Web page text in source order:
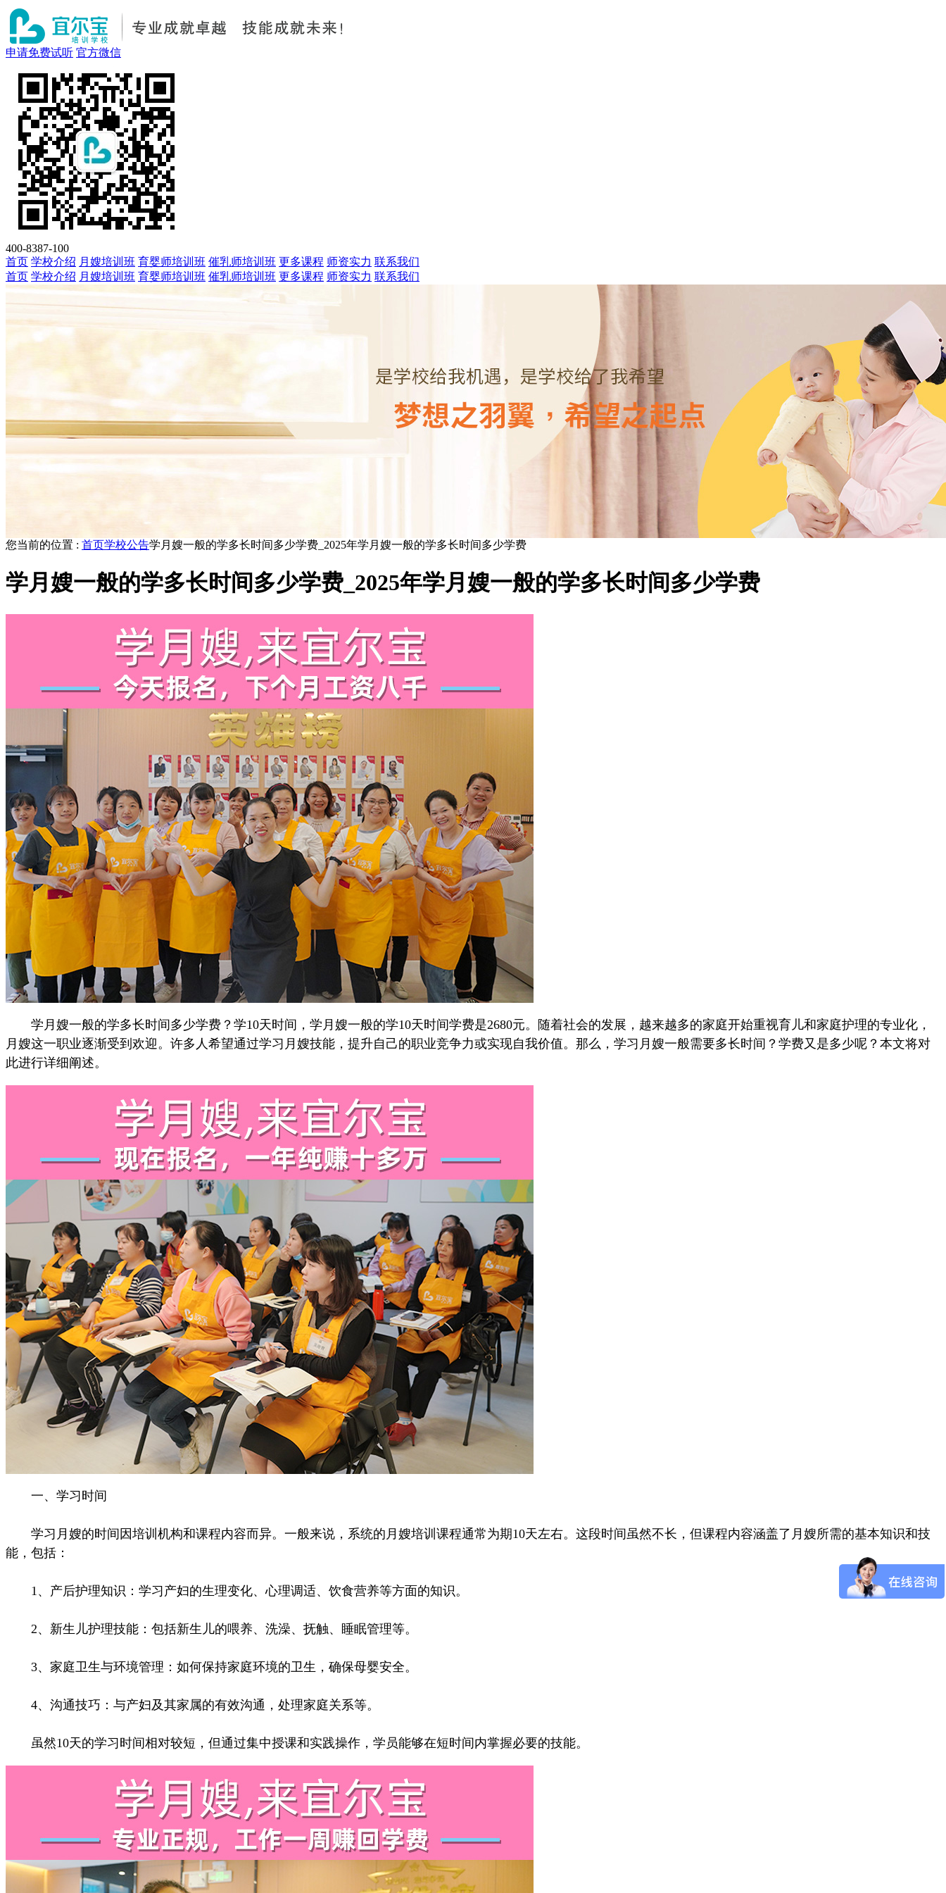
申请免费试听 官方微信
400-8387-100
首页 学校介绍 月嫂培训班 育婴师培训班 催乳师培训班 更多课程 师资实力 联系我们
首页 学校介绍 月嫂培训班 育婴师培训班 催乳师培训班 更多课程 师资实力 联系我们
您当前的位置 : 首页学校公告学月嫂一般的学多长时间多少学费_2025年学月嫂一般的学多长时间多少学费
学月嫂一般的学多长时间多少学费_2025年学月嫂一般的学多长时间多少学费
学月嫂一般的学多长时间多少学费？学10天时间，学月嫂一般的学10天时间学费是2680元。随着社会的发展，越来越多的家庭开始重视育儿和家庭护理的专业化，
月嫂这一职业逐渐受到欢迎。许多人希望通过学习月嫂技能，提升自己的职业竞争力或实现自我价值。那么，学习月嫂一般需要多长时间？学费又是多少呢？本文将对
此进行详细阐述。
一、学习时间
学习月嫂的时间因培训机构和课程内容而异。一般来说，系统的月嫂培训课程通常为期10天左右。这段时间虽然不长，但课程内容涵盖了月嫂所需的基本知识和技
能，包括：
1、产后护理知识：学习产妇的生理变化、心理调适、饮食营养等方面的知识。
2、新生儿护理技能：包括新生儿的喂养、洗澡、抚触、睡眠管理等。
3、家庭卫生与环境管理：如何保持家庭环境的卫生，确保母婴安全。
4、沟通技巧：与产妇及其家属的有效沟通，处理家庭关系等。
虽然10天的学习时间相对较短，但通过集中授课和实践操作，学员能够在短时间内掌握必要的技能。